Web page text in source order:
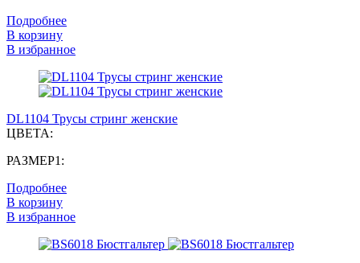
Подробнее
В корзину
В избранное
DL1104 Трусы стринг женские
ЦВЕТА:
РАЗМЕР1:
Подробнее
В корзину
В избранное